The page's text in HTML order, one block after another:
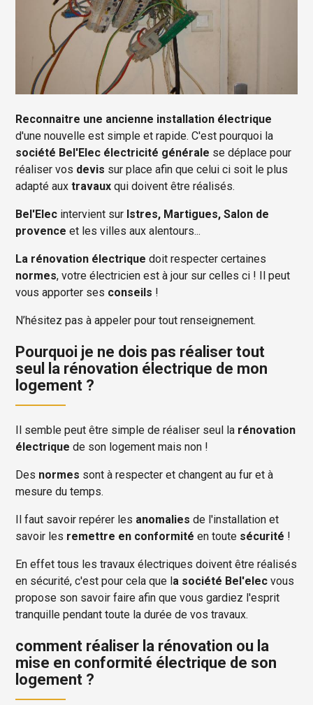
Reconnaitre une ancienne installation électrique
d'une nouvelle est simple et rapide. C'est pourquoi la
société Bel'Elec électricité générale se déplace pour
réaliser vos devis sur place afin que celui ci soit le plus
adapté auxtravaux qui doivent être réalisés.
Bel'Elec intervient sur Istres, Martigues, Salon de
provence et les villes aux alentours...
La rénovation électrique doit respecter certaines
normes, votre électricien est à jour sur celles ci ! Il peut
vous apporter ses conseils !
N’hésitez pas à appeler pour tout renseignement.
Pourquoi je ne dois pas réaliser tout
seul la rénovation électrique de mon
logement ?
Il semble peut être simple de réaliser seul la rénovation
électrique de son logement mais non !
Des normes sont à respecter et changent au fur et à
mesure du temps.
Il faut savoir repérer les anomalies de l'installation et
savoir les remettre en conformité en toute sécurité !
En effet tous les travaux électriques doivent être réalisés
en sécurité, c'est pour cela que la société Bel'elec vous
propose son savoir faire afin que vous gardiez l'esprit
tranquille pendant toute la durée de vos travaux.
comment réaliser la rénovation ou la
mise en conformité électrique de son
logement ?